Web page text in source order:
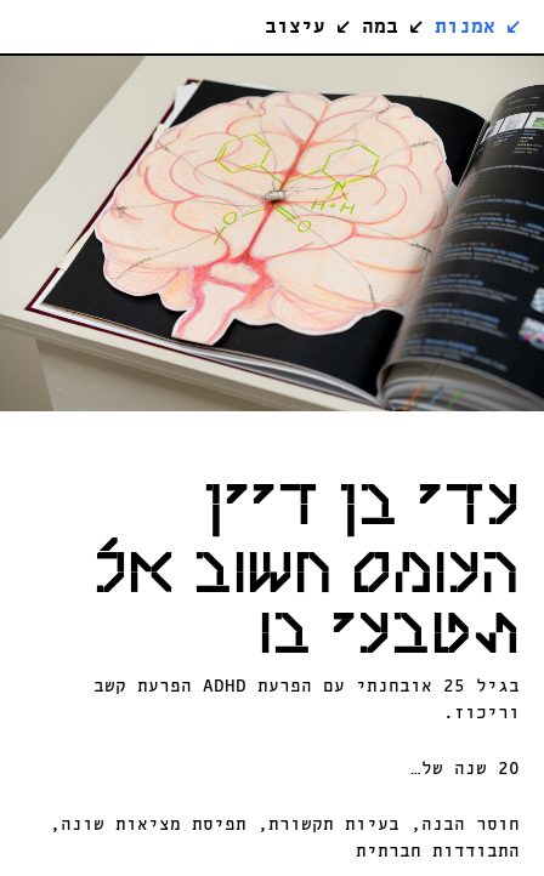
↙ אמנות ↙ במה ↙ עיצוב
עדי בן דיין
העומס חשוב אל
תטבעי בו
בגיל 25 אובחנתי עם הפרעת ADHD הפרעת קשב
וריכוז.
20 שנה של…
חוסר הבנה, בעיות תקשורת, תפיסת מציאות שונה,
התבודדות חברתית